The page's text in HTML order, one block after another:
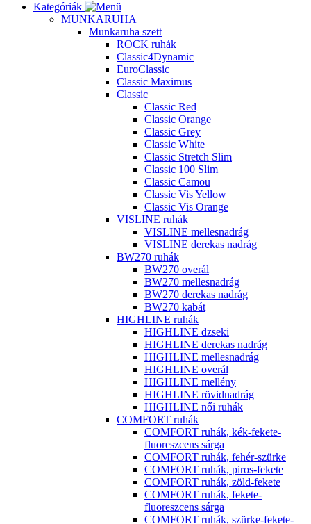
Kategóriák
MUNKARUHA
Munkaruha szett
ROCK ruhák
Classic4Dynamic
EuroClassic
Classic Maximus
Classic
Classic Red
Classic Orange
Classic Grey
Classic White
Classic Stretch Slim
Classic 100 Slim
Classic Camou
Classic Vis Yellow
Classic Vis Orange
VISLINE ruhák
VISLINE mellesnadrág
VISLINE derekas nadrág
BW270 ruhák
BW270 overál
BW270 mellesnadrág
BW270 derekas nadrág
BW270 kabát
HIGHLINE ruhák
HIGHLINE dzseki
HIGHLINE derekas nadrág
HIGHLINE mellesnadrág
HIGHLINE overál
HIGHLINE mellény
HIGHLINE rövidnadrág
HIGHLINE női ruhák
COMFORT ruhák
COMFORT ruhák, kék-fekete-
fluoreszcens sárga
COMFORT ruhák, fehér-szürke
COMFORT ruhák, piros-fekete
COMFORT ruhák, zöld-fekete
COMFORT ruhák, fekete-
fluoreszcens sárga
COMFORT ruhák, szürke-fekete-